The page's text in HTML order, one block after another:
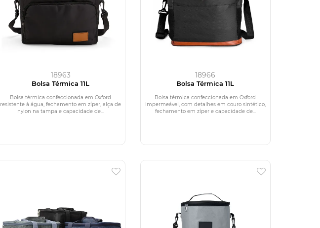
18963
Bolsa Térmica 11L
Bolsa térmica confeccionada em Oxford
resistente à água, fechamento em zíper, alça de
nylon na tampa e capacidade de...
18966
Bolsa Térmica 11L
Bolsa térmica confeccionada em Oxford
impermeável, com detalhes em couro sintético,
fechamento em zíper e capacidade de...